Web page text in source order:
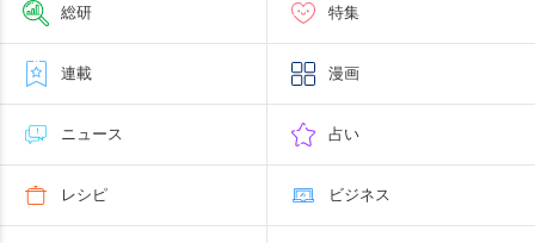
総研 特集
連載 漫画
ニュース 占い
レシピ ビジネス